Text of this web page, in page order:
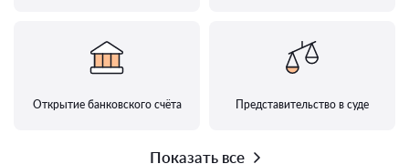
Открытие банковского счёта Представительство в суде
Показать все